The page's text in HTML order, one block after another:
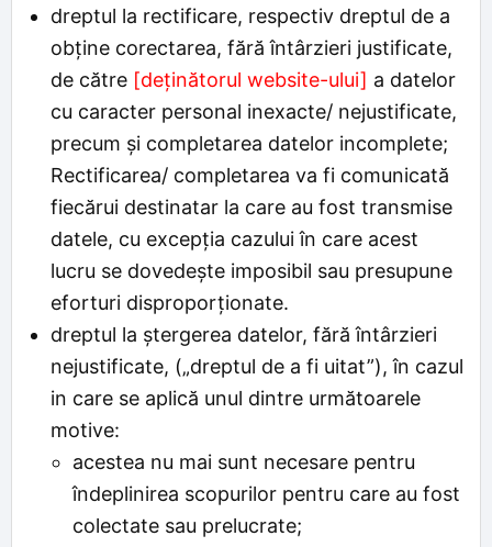
dreptul la rectificare, respectiv dreptul de a
obține corectarea, fără întârzieri justificate,
de către [deținătorul website-ului] a datelor
cu caracter personal inexacte/ nejustificate,
precum și completarea datelor incomplete;
Rectificarea/ completarea va fi comunicată
fiecărui destinatar la care au fost transmise
datele, cu excepția cazului în care acest
lucru se dovedește imposibil sau presupune
eforturi disproporționate.
dreptul la ștergerea datelor, fără întârzieri
nejustificate, („dreptul de a fi uitat”), în cazul
in care se aplică unul dintre următoarele
motive:
acestea nu mai sunt necesare pentru
îndeplinirea scopurilor pentru care au fost
colectate sau prelucrate;